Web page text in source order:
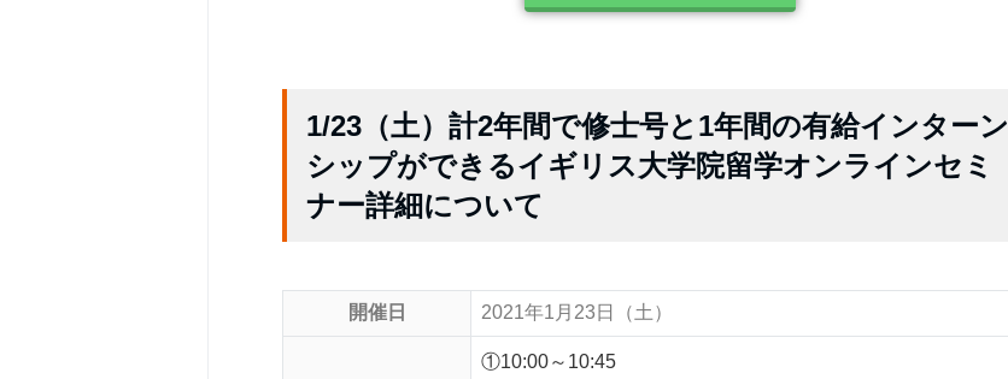
1/23（土）計2年間で修士号と1年間の有給インターン
シップができるイギリス大学院留学オンラインセミ
ナー詳細について
開催日 2021年1月23日（土）
①10:00～10:45